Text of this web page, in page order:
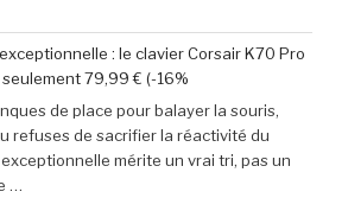
week-
»
des
: le clavier Corsair K70 Pro
seulement 79,99 € (-16%
de place pour balayer la souris,
refuses de sacrifier la réactivité du
mérite un vrai tri, pas un
…